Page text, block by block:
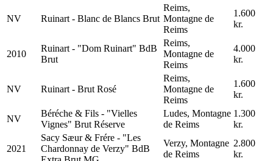
NV Ruinart - Blanc de Blancs Brut
Reims,
Montagne de
Reims
1.600
kr.
2010
Ruinart - "Dom Ruinart" BdB
Brut
Reims,
Montagne de
Reims
4.000
kr.
NV Ruinart - Brut Rosé
Reims,
Montagne de
Reims
1.600
kr.
NV
Béréche & Fils - "Vielles
Vignes" Brut Réserve
Ludes, Montagne
de Reims
1.300
kr.
2021
Sacy Sæur & Frére - "Les
Chardonnay de Verzy" BdB
Verzy, Montagne
de Reims
2.800
kr.